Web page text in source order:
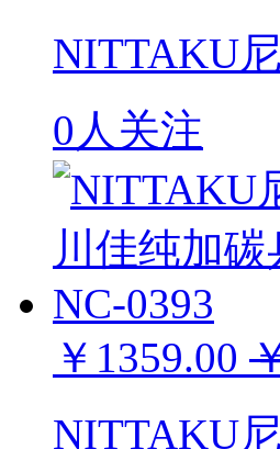
NITTAKU
0人关注
￥1359.00
NITTAKU